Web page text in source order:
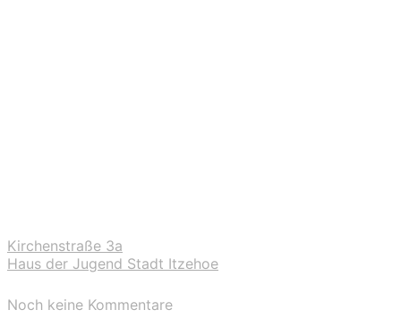
Kirchenstraße 3a
Haus der Jugend Stadt Itzehoe
Noch keine Kommentare